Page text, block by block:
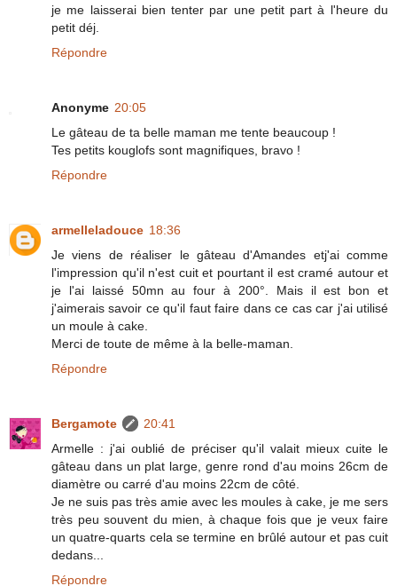
je me laisserai bien tenter par une petit part à l'heure du
petit déj.
Répondre
Anonyme 20:05
Le gâteau de ta belle maman me tente beaucoup !
Tes petits kouglofs sont magnifiques, bravo !
Répondre
armelleladouce 18:36
Je viens de réaliser le gâteau d'Amandes etj'ai comme
l'impression qu'il n'est cuit et pourtant il est cramé autour et
je l'ai laissé 50mn au four à 200°. Mais il est bon et
j'aimerais savoir ce qu'il faut faire dans ce cas car j'ai utilisé
un moule à cake.
Merci de toute de même à la belle-maman.
Répondre
Bergamote
20:41
Armelle : j'ai oublié de préciser qu'il valait mieux cuite le
gâteau dans un plat large, genre rond d'au moins 26cm de
diamètre ou carré d'au moins 22cm de côté.
Je ne suis pas très amie avec les moules à cake, je me sers
très peu souvent du mien, à chaque fois que je veux faire
un quatre-quarts cela se termine en brûlé autour et pas cuit
dedans...
Répondre